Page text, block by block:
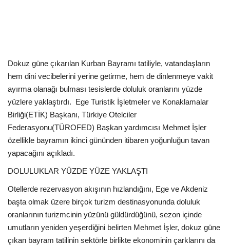
Dünya
Dokuz güne çıkarılan Kurban Bayramı tatiliyle, vatandaşların
hem dini vecibelerini yerine getirme, hem de dinlenmeye vakit
ayırma olanağı bulması tesislerde doluluk oranlarını yüzde
yüzlere yaklaştırdı. Ege Turistik İşletmeler ve Konaklamalar
Birliği(ETİK) Başkanı, Türkiye Otelciler
Federasyonu(TÜROFED) Başkan yardımcısı Mehmet İşler
özellikle bayramın ikinci gününden itibaren yoğunluğun tavan
yapacağını açıkladı.
DOLULUKLAR YÜZDE YÜZE YAKLAŞTI
Otellerde rezervasyon akışının hızlandığını, Ege ve Akdeniz
başta olmak üzere birçok turizm destinasyonunda doluluk
oranlarının turizmcinin yüzünü güldürdüğünü, sezon içinde
umutların yeniden yeşerdiğini belirten Mehmet İşler, dokuz güne
çıkan bayram tatilinin sektörle birlikte ekonominin çarklarını da